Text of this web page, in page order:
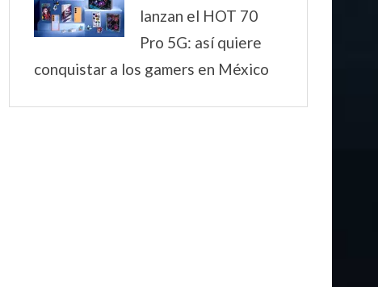
lanzan el HOT 70
Pro 5G: así quiere
conquistar a los gamers en México